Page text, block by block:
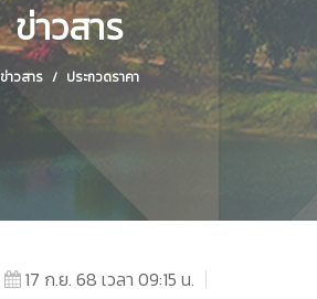
ข่าวสาร
ข่าวสาร ประกวดราคา
17 ก.ย. 68 เวลา 09:15 น.